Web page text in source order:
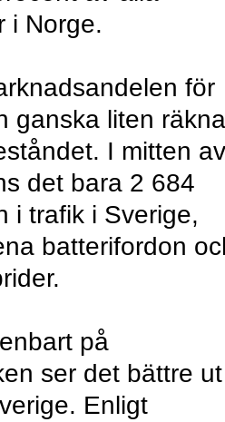
i Norge.
för
ganska liten
I mitten av
det bara 2 684
i trafik i Sverige,
batterifordon
på
ser det bättre ut
Enligt